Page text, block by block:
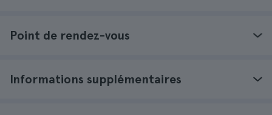
Point de rendez-vous
Informations supplémentaires